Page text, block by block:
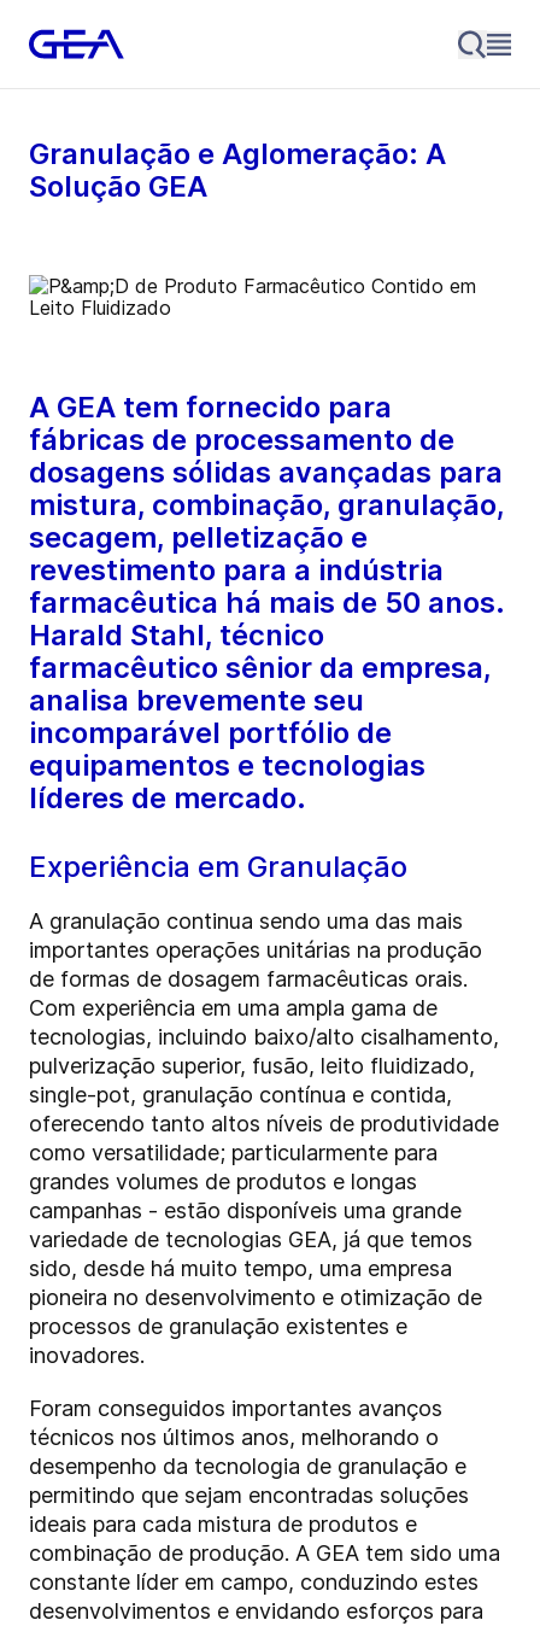
Granulação e Aglomeração: A
Solução GEA
A GEA tem fornecido para
fábricas de processamento de
dosagens sólidas avançadas para
mistura, combinação, granulação,
secagem, pelletização e
revestimento para a indústria
farmacêutica há mais de 50 anos.
Harald Stahl, técnico
farmacêutico sênior da empresa,
analisa brevemente seu
incomparável portfólio de
equipamentos e tecnologias
líderes de mercado.
Experiência em Granulação
A granulação continua sendo uma das mais
importantes operações unitárias na produção
de formas de dosagem farmacêuticas orais.
Com experiência em uma ampla gama de
tecnologias, incluindo baixo/alto cisalhamento,
pulverização superior, fusão, leito fluidizado,
single-pot, granulação contínua e contida,
oferecendo tanto altos níveis de produtividade
como versatilidade; particularmente para
grandes volumes de produtos e longas
campanhas - estão disponíveis uma grande
variedade de tecnologias GEA, já que temos
sido, desde há muito tempo, uma empresa
pioneira no desenvolvimento e otimização de
processos de granulação existentes e
inovadores.
Foram conseguidos importantes avanços
técnicos nos últimos anos, melhorando o
desempenho da tecnologia de granulação e
permitindo que sejam encontradas soluções
ideais para cada mistura de produtos e
combinação de produção. A GEA tem sido uma
constante líder em campo, conduzindo estes
desenvolvimentos e envidando esforços para